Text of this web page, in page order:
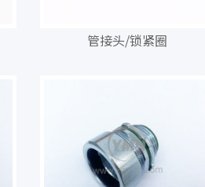
管接头/锁紧圈